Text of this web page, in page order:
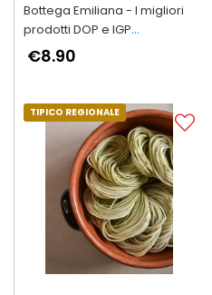
Bottega Emiliana - I migliori
prodotti DOP e IGP
dell'Emilia-Romagna
€8.90
TIPICO REGIONALE